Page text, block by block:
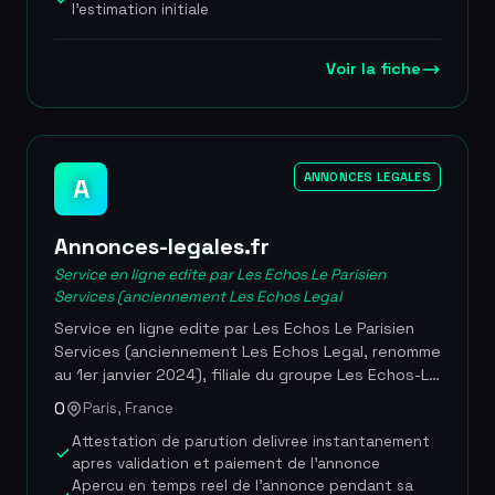
hebergees sur un cloud souverain francais avec
chiffrement. Allaw est la seule plateforme a avoir
client. Elle a ete selectionnee parmi les dix
laureats de la premiere promotion France
Legaltech en fevrier 2026. Plus de 6 500 dossiers
traites, delai moyen de reponse inferieur a 2
democratisation de l'acces au droit, label ETIK
obtenu en mai 2024, laureate France Legaltech
2026
l'estimation initiale
Voir la fiche
A ANNONCES LEGALES
Annonces-legales.fr
Service en ligne edite par Les Echos Le Parisien
Services (anciennement Les Echos Legal
Service en ligne edite par Les Echos Le Parisien
Services (anciennement Les Echos Legal, renomme
au 1er janvier 2024), filiale du groupe Les Echos-Le
Parisien (LVMH), permettant aux entreprises de
publier leurs annonces legales obligatoires dans
des journaux habilites sur l'ensemble du territoire
francais. La plateforme automatise la recherche
du tarif le plus bas par departement grace a un
0
Paris, France
Attestation de parution delivree instantanement
apres validation et paiement de l'annonce
Apercu en temps reel de l'annonce pendant sa